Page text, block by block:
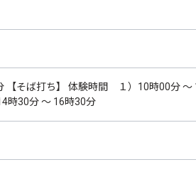
【そば打ち】 体験時間 １）10時00分
時30分 ～ 16時30分